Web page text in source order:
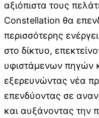
αξιόπιστα τους
Constellation θα
περισσότερης
στο δίκτυο,
υφιστάμενων πηγών
εξερευνώντας νέα
επενδύοντας σε
και αυξάνοντας την